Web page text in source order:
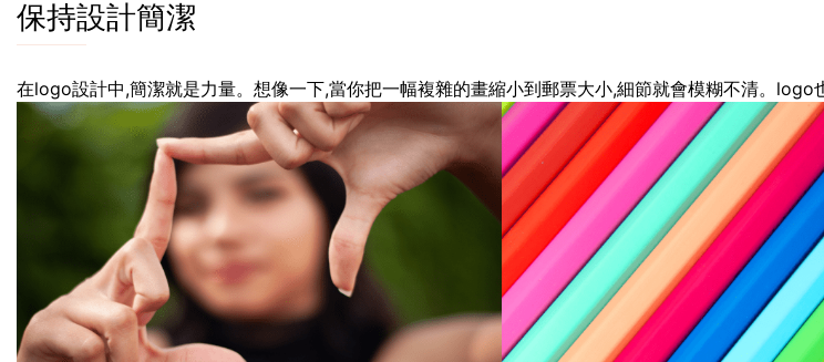
保持設計簡潔
在logo設計中,簡潔就是力量。想像一下,當你把一幅複雜的畫縮小到郵票大小,細節就會模糊不清。